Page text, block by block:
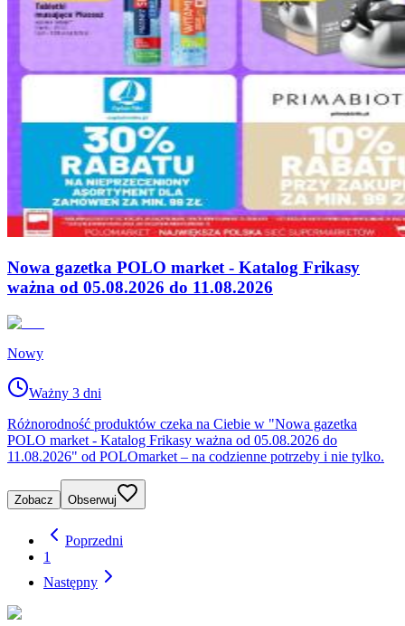
Nowa gazetka POLO market - Katalog Frikasy
ważna od 05.08.2026 do 11.08.2026
Nowy
Ważny 3 dni
Różnorodność produktów czeka na Ciebie w "Nowa gazetka
POLO market - Katalog Frikasy ważna od 05.08.2026 do
11.08.2026" od POLOmarket – na codzienne potrzeby i nie tylko.
Zobacz Obserwuj
Poprzedni
1
Następny